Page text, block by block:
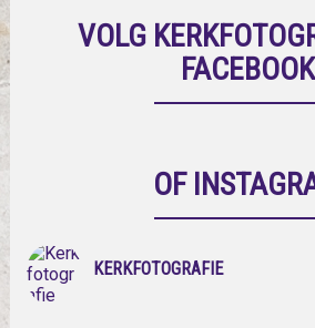
VOLG
FACEBOOK
OF
KERKFOTOGRAFIE